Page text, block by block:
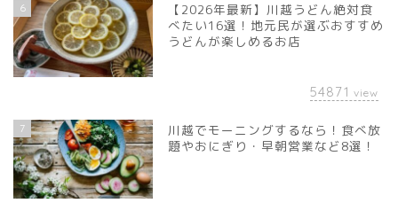
6
【2026年最新】川越うどん絶対食
べたい16選！地元民が選ぶおすすめ
うどんが楽しめるお店
54871 view
7
川越でモーニングするなら！食べ放
題やおにぎり・早朝営業など8選！